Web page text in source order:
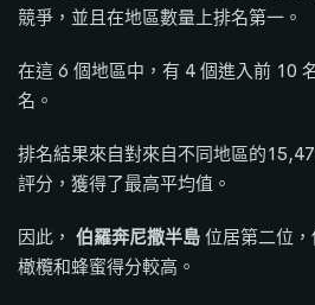
競爭，並且在地區數量上排名第一。
在這 6 個地區中，有 4 個進入前 10
名。
排名結果來自對來自不同地區的
評分，獲得了最高平均值。
因此， 伯羅奔尼撒半島 位居第二位
橄欖和蜂蜜得分較高。